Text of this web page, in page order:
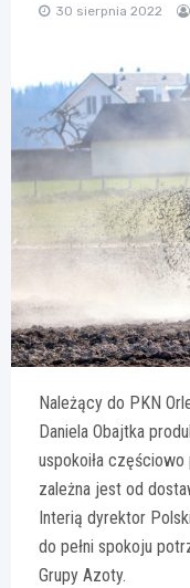
30 sierpnia 2022
Należący do PKN
Daniela Obajtka
uspokoiła
zależna jest od
Interią dyrektor
do pełni spokoju
Grupy Azoty.